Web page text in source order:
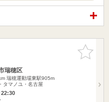
お気に入
りに追加
瑞穂区
瑞穂運動場東駅905m
タマノユ・名古屋
22:30